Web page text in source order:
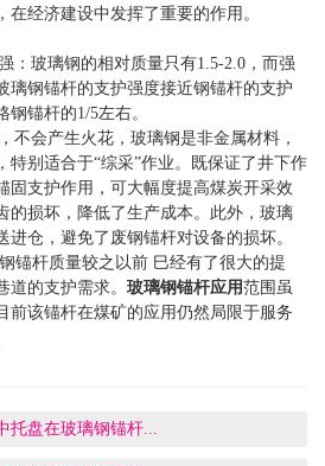
经济建设中发挥了重要的作用。
：玻璃钢的相对质量只有1.5-2.0，而强
璃钢锚杆的支护强度接近钢锚杆的支护
锚杆的1/5左右。
不会产生火花，玻璃钢是非金属材料，
特别适合于“综采”作业。既保证了井下作
固支护作用，可大幅度提高煤炭开采效
的损坏，降低了生产成本。此外，玻璃
仓，避免了废钢锚杆对设备的损坏。
锚杆质量较之以前 巳经有了很大的提
的支护需求。 玻璃钢锚杆应用范围虽
前该锚杆在煤矿的应用仍然局限于服务
托盘在玻璃钢锚杆...